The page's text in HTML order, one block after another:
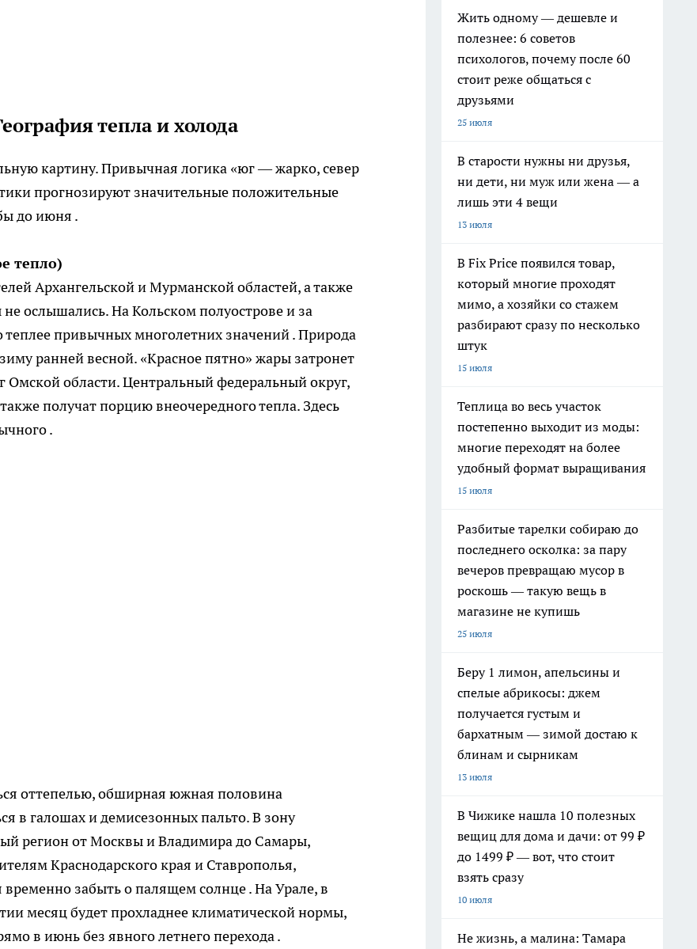
тепла и холода
картину. Привычная логика «юг — жарко, север
прогнозируют значительные положительные
до июня .
тепло)
Архангельской и Мурманской областей, а также
ослышались. На Кольском полуострове и за
привычных многолетних значений . Природа
ранней весной. «Красное пятно» жары затронет
Омской области. Центральный федеральный округ,
получат порцию внеочередного тепла. Здесь
.
оттепелью, обширная южная половина
в галошах и демисезонных пальто. В зону
регион от Москвы и Владимира до Самары,
Краснодарского края и Ставрополья,
забыть о палящем солнце . На Урале, в
месяц будет прохладнее климатической нормы,
в июнь без явного летнего перехода .
Жить одному — дешевле и
полезнее: 6 советов
психологов, почему после 60
стоит реже общаться с
друзьями
25 июля
В старости нужны ни друзья,
ни дети, ни муж или жена — а
лишь эти 4 вещи
13 июля
В Fix Price появился товар,
который многие проходят
мимо, а хозяйки со стажем
разбирают сразу по несколько
штук
15 июля
Теплица во весь участок
постепенно выходит из моды:
многие переходят на более
удобный формат выращивания
15 июля
Разбитые тарелки собираю до
последнего осколка: за пару
вечеров превращаю мусор в
роскошь — такую вещь в
магазине не купишь
25 июля
Беру 1 лимон, апельсины и
спелые абрикосы: джем
получается густым и
бархатным — зимой достаю к
блинам и сырникам
13 июля
В Чижике нашла 10 полезных
вещиц для дома и дачи: от 99 ₽
до 1499 ₽ — вот, что стоит
взять сразу
10 июля
Не жизнь, а малина: Тамара